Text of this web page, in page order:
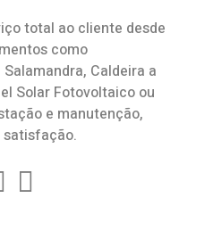
total ao cliente desde
como
Salamandra, Caldeira a
Solar Fotovoltaico ou
e manutenção,